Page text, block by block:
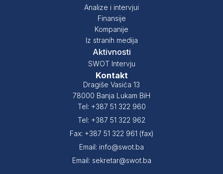
Analize i intervjui
Finansije
Kompanije
Iz stranih medija
Aktivnosti
SWOT Intervju
Kontakt
Dragiše Vasića 13
78000 Banja Lukam BiH
Tel: +387 51 322 960
Tel: +387 51 322 962
Fax: +387 51 322 961 (fax)
Email: info@swot.ba
Email: sekretar@swot.ba